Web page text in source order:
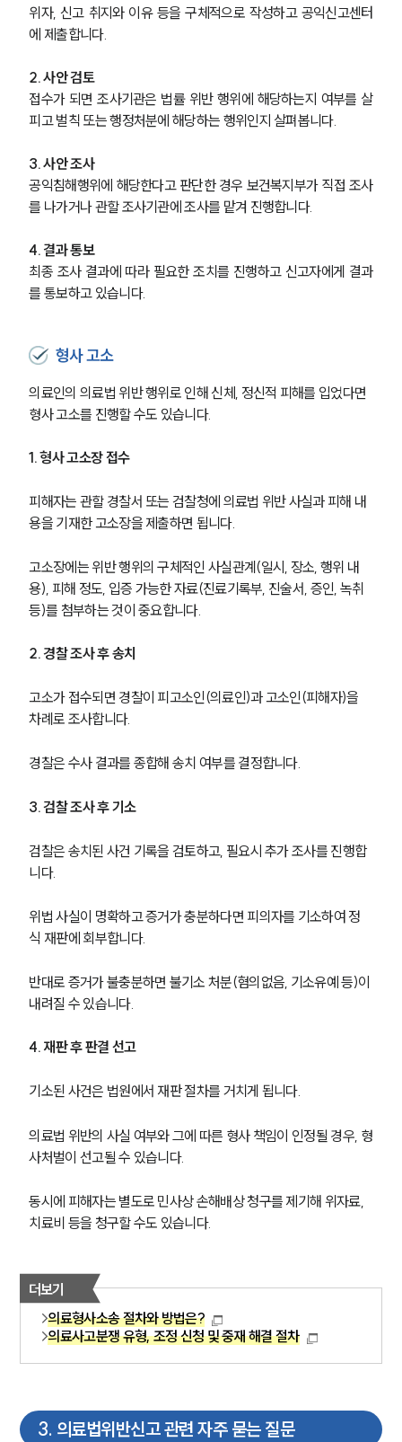
위자, 신고 취지와 이유 등을 구체적으로 작성하고 공익신고센터
에 제출합니다.
2. 사안 검토
접수가 되면 조사기관은 법률 위반 행위에 해당하는지 여부를 살
피고 벌칙 또는 행정처분에 해당하는 행위인지 살펴봅니다.
3. 사안 조사
공익침해행위에 해당한다고 판단한 경우 보건복지부가 직접 조사
를 나가거나 관할 조사기관에 조사를 맡겨 진행합니다.
4. 결과 통보
최종 조사 결과에 따라 필요한 조치를 진행하고 신고자에게 결과
를 통보하고 있습니다.
형사 고소
의료인의 의료법 위반 행위로 인해 신체, 정신적 피해를 입었다면
형사 고소를 진행할 수도 있습니다.
1. 형사 고소장 접수
피해자는 관할 경찰서 또는 검찰청에 의료법 위반 사실과 피해 내
용을 기재한 고소장을 제출하면 됩니다.
고소장에는 위반 행위의 구체적인 사실관계(일시, 장소, 행위 내
용), 피해 정도, 입증 가능한 자료(진료기록부, 진술서, 증인, 녹취
등)를 첨부하는 것이 중요합니다.
2. 경찰 조사 후 송치
고소가 접수되면 경찰이 피고소인(의료인)과 고소인(피해자)을
차례로 조사합니다.
경찰은 수사 결과를 종합해 송치 여부를 결정합니다.
3. 검찰 조사 후 기소
검찰은 송치된 사건 기록을 검토하고, 필요시 추가 조사를 진행합
니다.
위법 사실이 명확하고 증거가 충분하다면 피의자를 기소하여 정
식 재판에 회부합니다.
반대로 증거가 불충분하면 불기소 처분(혐의없음, 기소유예 등)이
내려질 수 있습니다.
4. 재판 후 판결 선고
기소된 사건은 법원에서 재판 절차를 거치게 됩니다.
의료법 위반의 사실 여부와 그에 따른 형사 책임이 인정될 경우, 형
사처벌이 선고될 수 있습니다.
동시에 피해자는 별도로 민사상 손해배상 청구를 제기해 위자료,
치료비 등을 청구할 수도 있습니다.
더보기
의료형사소송 절차와 방법은?
의료사고분쟁 유형, 조정 신청 및 중재 해결 절차
3. 의료법위반신고 관련 자주 묻는 질문